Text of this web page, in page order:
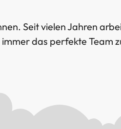
Seit vielen Jahren
das perfekte Team